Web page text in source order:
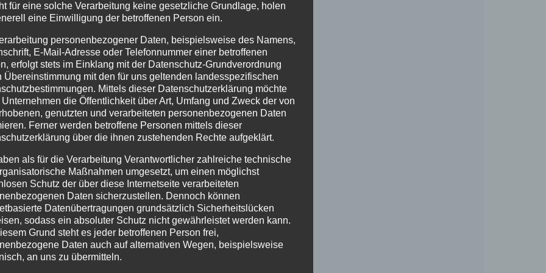
für eine solche Verarbeitung keine gesetzliche Grundlage, holen
eine Einwilligung der betroffenen Person ein.
personenbezogener Daten, beispielsweise des Namens,
E-Mail-Adresse oder Telefonnummer einer betroffenen
erfolgt stets im Einklang mit der Datenschutz-Grundverordnung
Übereinstimmung mit den für uns geltenden landesspezifischen
Mittels dieser Datenschutzerklärung möchte
die Öffentlichkeit über Art, Umfang und Zweck der von
genutzten und verarbeiteten personenbezogenen Daten
Ferner werden betroffene Personen mittels dieser
über die ihnen zustehenden Rechte aufgeklärt.
als für die Verarbeitung Verantwortlicher zahlreiche technische
Maßnahmen umgesetzt, um einen möglichst
Schutz der über diese Internetseite verarbeiteten
Daten sicherzustellen. Dennoch können
Datenübertragungen grundsätzlich Sicherheitslücken
sodass ein absoluter Schutz nicht gewährleistet werden kann.
Grund steht es jeder betroffenen Person frei,
Daten auch auf alternativen Wegen, beispielsweise
an uns zu übermitteln.